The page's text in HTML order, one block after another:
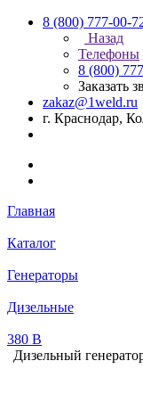
8 (800) 777-00-
Назад
Телефоны
8 (800)
Заказать
zakaz@1weld.ru
г. Краснодар,
Главная
Каталог
Генераторы
Дизельные
380 В
Дизельный